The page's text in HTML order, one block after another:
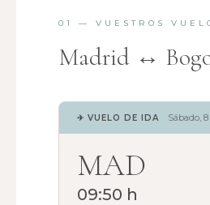
01 — VUESTROS
Madrid ↔
✈ VUELO DE IDA Sábado,
MAD
09:50 h